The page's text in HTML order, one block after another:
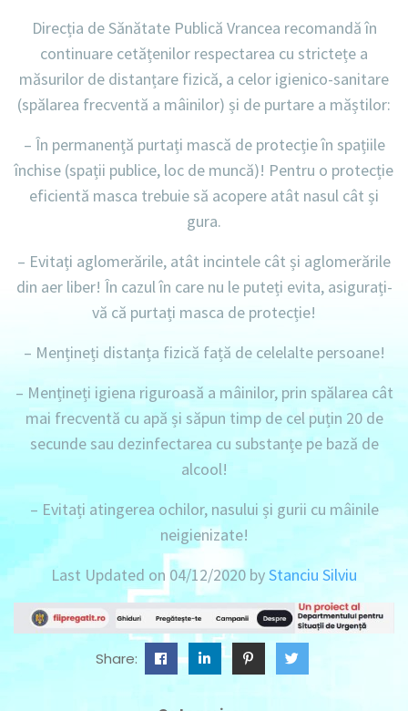
Direcția de Sănătate Publică Vrancea recomandă în
continuare cetățenilor respectarea cu strictețe a
măsurilor de distanțare fizică, a celor igienico-sanitare
(spălarea frecventă a mâinilor) și de purtare a măștilor:
– În permanență purtați mască de protecție în spațiile
închise (spații publice, loc de muncă)! Pentru o protecție
eficientă masca trebuie să acopere atât nasul cât și
gura.
– Evitați aglomerările, atât incintele cât și aglomerările
din aer liber! În cazul în care nu le puteți evita, asigurați-
vă că purtați masca de protecție!
– Mențineți distanța fizică față de celelalte persoane!
– Mențineți igiena riguroasă a mâinilor, prin spălarea cât
mai frecventă cu apă și săpun timp de cel puțin 20 de
secunde sau dezinfectarea cu substanțe pe bază de
alcool!
– Evitați atingerea ochilor, nasului și gurii cu mâinile
neigienizate!
Last Updated on 04/12/2020 byStanciu Silviu
Share: